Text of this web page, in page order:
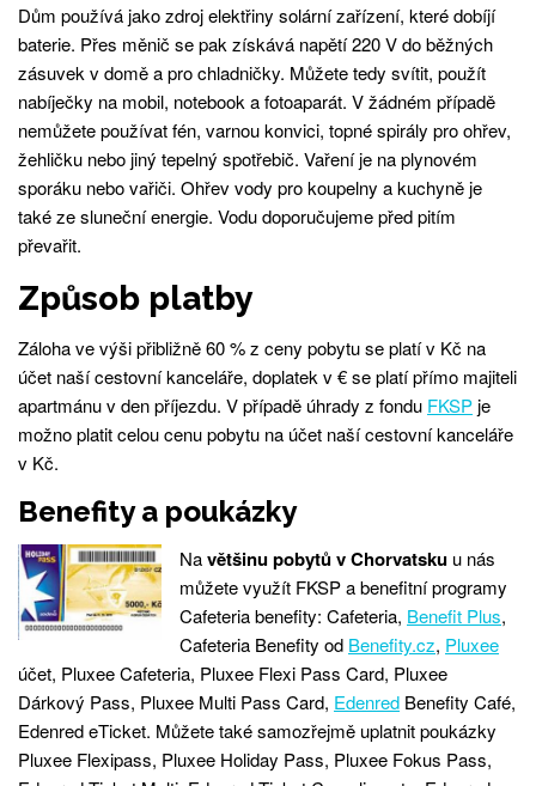
Dům používá jako zdroj elektřiny solární zařízení, které dobíjí
baterie. Přes měnič se pak získává napětí 220 V do běžných
zásuvek v domě a pro chladničky. Můžete tedy svítit, použít
nabíječky na mobil, notebook a fotoaparát. V žádném případě
nemůžete používat fén, varnou konvici, topné spirály pro ohřev,
žehličku nebo jiný tepelný spotřebič. Vaření je na plynovém
sporáku nebo vařiči. Ohřev vody pro koupelny a kuchyně je
také ze sluneční energie. Vodu doporučujeme před pitím
převařit.
Způsob platby
Záloha ve výši přibližně 60 % z ceny pobytu se platí v Kč na
účet naší cestovní kanceláře, doplatek v € se platí přímo majiteli
apartmánu v den příjezdu. V případě úhrady z fondu FKSPje
možno platit celou cenu pobytu na účet naší cestovní kanceláře
v Kč.
Benefity a poukázky
Navětšinu pobytů v Chorvatsku u nás
můžete využít FKSP a benefitní programy
Cafeteria benefity: Cafeteria, Benefit Plus,
Cafeteria Benefity od Benefity.cz, Pluxee
účet, Pluxee Cafeteria, Pluxee Flexi Pass Card, Pluxee
Dárkový Pass, Pluxee Multi Pass Card, Edenred Benefity Café,
Edenred eTicket. Můžete také samozřejmě uplatnit poukázky
Pluxee Flexipass, Pluxee Holiday Pass, Pluxee Fokus Pass,